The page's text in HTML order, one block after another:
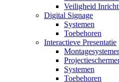
Veiligheid
Digital Signage
Systemen
Toebehoren
Interactieve Presentatie
Systemen
Toebehoren